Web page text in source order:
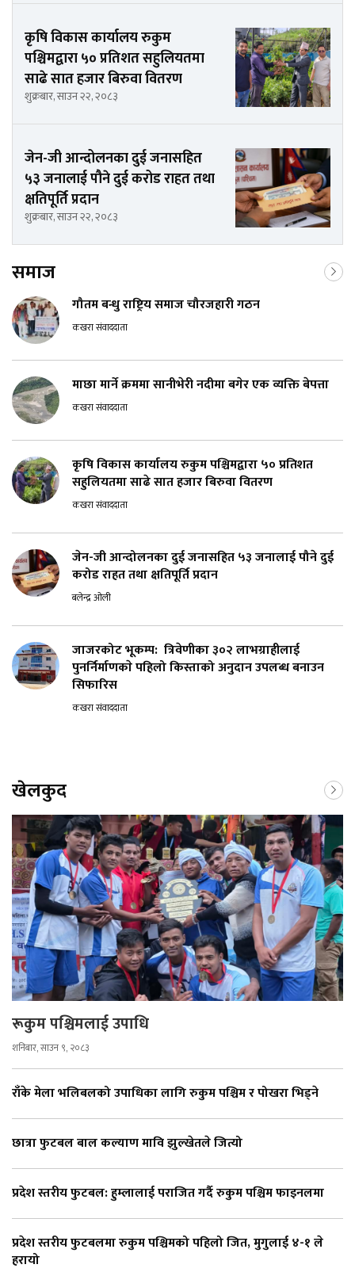
कृषि विकास कार्यालय रुकुम
पश्चिमद्वारा ५० प्रतिशत सहुलियतमा
साढे सात हजार बिरुवा वितरण
शुक्रबार, साउन २२, २०८३
जेन-जी आन्दोलनका दुई जनासहित
५३ जनालाई पौने दुई करोड राहत तथा
क्षतिपूर्ति प्रदान
शुक्रबार, साउन २२, २०८३
समाज
गौतम बन्धु राष्ट्रिय समाज चौरजहारी गठन
कखरा संवाददाता
माछा मार्ने क्रममा सानीभेरी नदीमा बगेर एक व्यक्ति बेपत्ता
कखरा संवाददाता
कृषि विकास कार्यालय रुकुम पश्चिमद्वारा ५० प्रतिशत
सहुलियतमा साढे सात हजार बिरुवा वितरण
कखरा संवाददाता
जेन-जी आन्दोलनका दुई जनासहित ५३ जनालाई पौने दुई
करोड राहत तथा क्षतिपूर्ति प्रदान
बलेन्द्र ओली
जाजरकोट भूकम्प: त्रिवेणीका ३०२ लाभग्राहीलाई
पुनर्निर्माणकाे पहिलो किस्ताको अनुदान उपलब्ध बनाउन
सिफारिस
कखरा संवाददाता
खेलकुद
रूकुम पश्चिमलाई उपाधि
शनिबार, साउन ९, २०८३
राँके मेला भलिबलको उपाधिका लागि रुकुम पश्चिम र पोखरा भिड्ने
छात्रा फुटबल बाल कल्याण मावि झुल्खेतले जित्यो
प्रदेश स्तरीय फुटबल: हुम्लालाई पराजित गर्दै रुकुम पश्चिम फाइनलमा
प्रदेश स्तरीय फुटबलमा रुकुम पश्चिमको पहिलो जित, मुगुलाई ४-१ ले
हरायो